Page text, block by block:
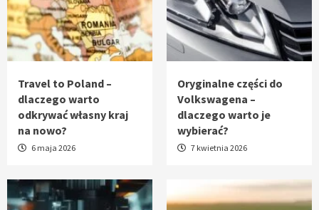
Travel to Poland –
dlaczego warto
odkrywać własny kraj
na nowo?
6 maja 2026
Oryginalne części do
Volkswagena –
dlaczego warto je
wybierać?
7 kwietnia 2026